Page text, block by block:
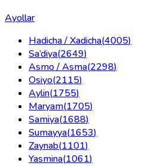
Ayollar
Hadicha / Xadicha(4005)
Sa’diya(2649)
Asmo / Asma(2298)
Osiyo(2115)
Aylin(1755)
Maryam(1705)
Samiya(1688)
Sumayya(1653)
Zaynab(1101)
Yasmina(1061)